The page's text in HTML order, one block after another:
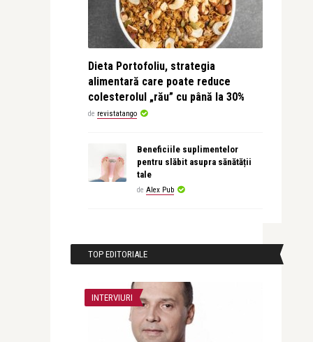
Dieta Portofoliu, strategia
alimentară care poate reduce
colesterolul „rău” cu până la 30%
de revistatango
Beneficiile suplimentelor
pentru slăbit asupra sănătății
tale
de Alex Pub
TOP EDITORIALE
INTERVIURI